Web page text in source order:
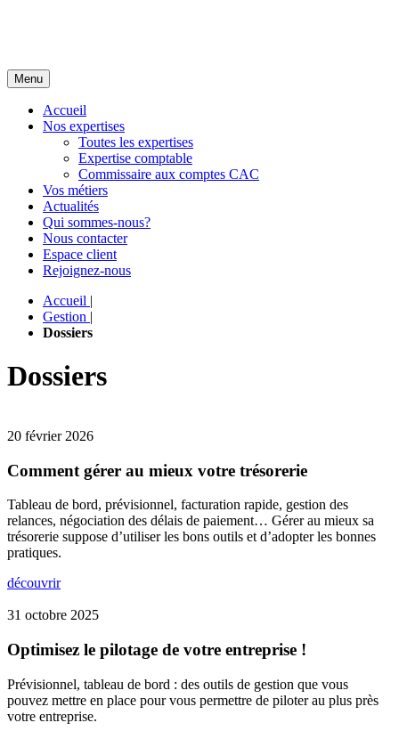
Menu
Accueil
Nos expertises
Toutes les expertises
Expertise comptable
Commissaire aux comptes CAC
Vos métiers
Actualités
Qui sommes-nous?
Nous contacter
Espace client
Rejoignez-nous
Accueil |
Gestion |
Dossiers
Dossiers
20 février 2026
Comment gérer au mieux votre trésorerie
Tableau de bord, prévisionnel, facturation rapide, gestion des
relances, négociation des délais de paiement… Gérer au mieux sa
trésorerie suppose d’utiliser les bons outils et d’adopter les bonnes
pratiques.
découvrir
31 octobre 2025
Optimisez le pilotage de votre entreprise !
Prévisionnel, tableau de bord : des outils de gestion que vous
pouvez mettre en place pour vous permettre de piloter au plus près
votre entreprise.